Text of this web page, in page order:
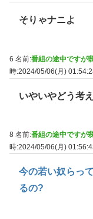
そりゃナニよ
6 名前:番組の途中ですが
時:2024/05/06(月)
いやいやどう考
8 名前:番組の途中ですが
時:2024/05/06(月)
今の若い奴らっ
るの?